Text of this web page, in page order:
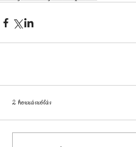
2 hozzászólás